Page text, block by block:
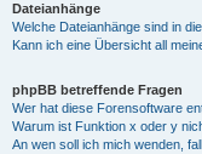
Dateianhänge
Welche Dateianhänge sind in
Kann ich eine Übersicht all
phpBB betreffende Fragen
Wer hat diese Forensoftware
Warum ist Funktion x oder y
An wen soll ich mich wenden,